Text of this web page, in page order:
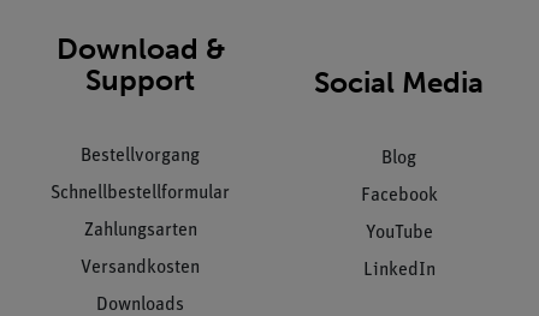
Download &
Support
Bestellvorgang
Schnellbestellformular
Zahlungsarten
Versandkosten
Downloads
Social Media
Blog
Facebook
YouTube
LinkedIn